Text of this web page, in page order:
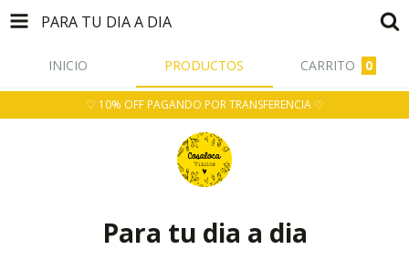
PARA TU DIA A DIA
INICIO PRODUCTOS CARRITO 0
♡ 10% OFF PAGANDO POR TRANSFERENCIA ♡
Para tu dia a dia